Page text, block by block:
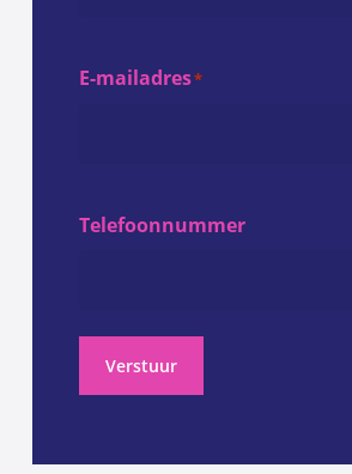
E-mailadres*
Telefoonnummer
Verstuur